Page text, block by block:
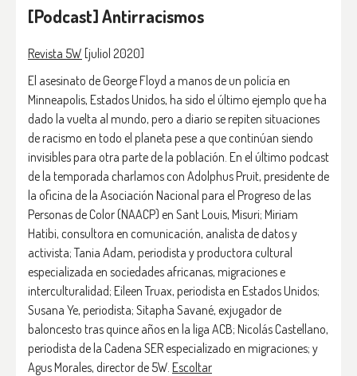
[Podcast] Antirracismos
Revista 5W [juliol 2020]
El asesinato de George Floyd a manos de un policía en
Minneapolis, Estados Unidos, ha sido el último ejemplo que ha
dado la vuelta al mundo, pero a diario se repiten situaciones
de racismo en todo el planeta pese a que continúan siendo
invisibles para otra parte de la población. En el último podcast
de la temporada charlamos con Adolphus Pruit, presidente de
la oficina de la Asociación Nacional para el Progreso de las
Personas de Color (NAACP) en Sant Louis, Misuri; Miriam
Hatibi, consultora en comunicación, analista de datos y
activista; Tania Adam, periodista y productora cultural
especializada en sociedades africanas, migraciones e
interculturalidad; Eileen Truax, periodista en Estados Unidos;
Susana Ye, periodista; Sitapha Savané, exjugador de
baloncesto tras quince años en la liga ACB; Nicolás Castellano,
periodista de la Cadena SER especializado en migraciones; y
Agus Morales, director de 5W. Escoltar